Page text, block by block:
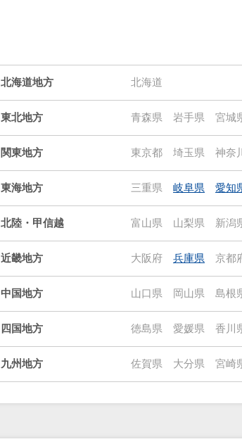
北海道地方 北海道
東北地方 青森県 岩手県 宮城
関東地方 東京都 埼玉県 神奈
東海地方 三重県 岐阜県 愛知
北陸・甲信越 富山県 山梨県 新潟
近畿地方 大阪府 兵庫県 京都
中国地方 山口県 岡山県 島根
四国地方 徳島県 愛媛県 香川
九州地方 佐賀県 大分県 宮崎